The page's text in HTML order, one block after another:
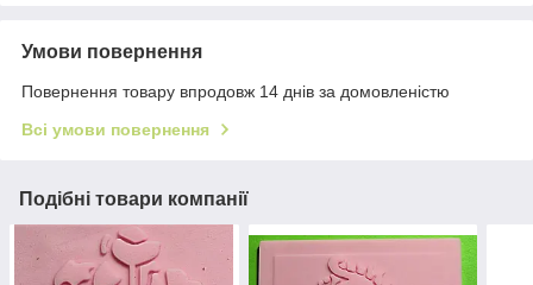
Умови повернення
Повернення товару впродовж 14 днів за домовленістю
Всі умови повернення
Подібні товари компанії